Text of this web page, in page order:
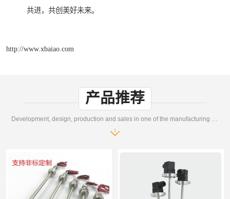
共进，共创美好未来。
http://www.xbaiao.com
产品推荐